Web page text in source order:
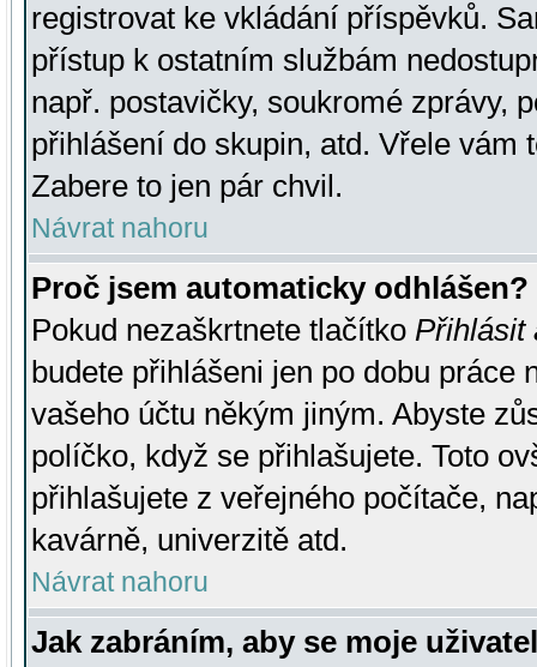
registrovat ke vkládání příspěvků.
přístup k ostatním službám
např. postavičky, soukromé zprávy,
přihlášení do skupin, atd. Vřele vám
Zabere to jen pár chvil.
Návrat nahoru
Proč jsem automaticky odhlášen?
Pokud nezaškrtnete tlačítko Přihlásit
budete přihlášeni jen po dobu práce
vašeho účtu někým jiným. Abyste
políčko, když se přihlašujete. Toto
přihlašujete z veřejného počítače,
kavárně, univerzitě atd.
Návrat nahoru
Jak zabráním, aby se moje